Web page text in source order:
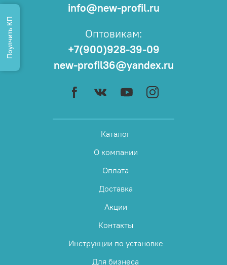
Каталог
О компании
Оплата
Доставка
Акции
Контакты
Инструкции по установке
Для бизнеса
info@new-profil.ru
Оптовикам:
+7(900)928-39-09
new-profil36@yandex.ru
Поулчить КП